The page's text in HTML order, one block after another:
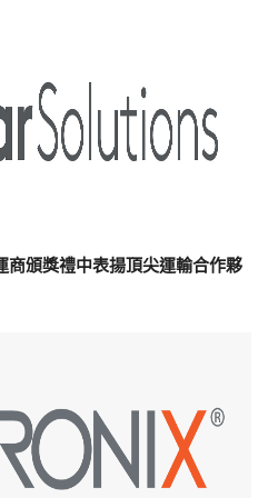
頒獎禮中表揚頂尖運輸合作夥